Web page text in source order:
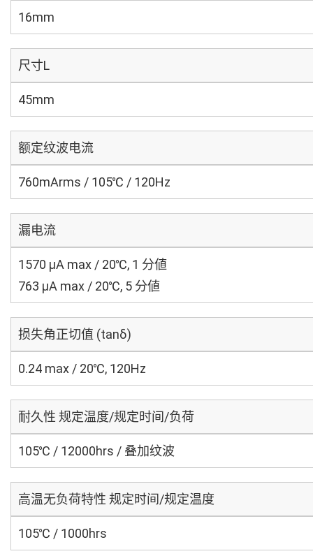
16mm
尺寸L
45mm
额定纹波电流
760mArms / 105℃ / 120Hz
漏电流
1570 μA max / 20℃, 1 分値
763 μA max / 20℃, 5 分値
损失角正切值 (tanδ)
0.24 max / 20℃, 120Hz
耐久性 规定温度/规定时间/负荷
105℃ / 12000hrs / 叠加纹波
高温无负荷特性 规定时间/规定温度
105℃ / 1000hrs